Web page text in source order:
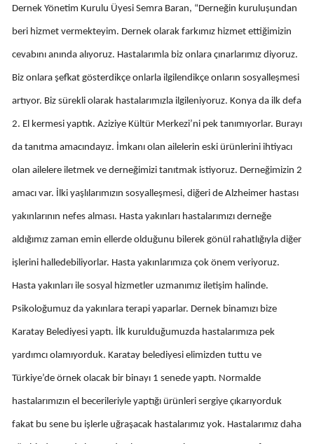
Nevşehir
Niğde
Rize
Sakarya
Samsun
Sinop
Sivas
Tekirdağ
Trabzon
Tunceli
Şanlıurfa
Dernek Yönetim Kurulu Üyesi Semra Baran, “Derneğin kuruluşundan
beri hizmet vermekteyim. Dernek olarak farkımız hizmet ettiğimizin
cevabını anında alıyoruz. Hastalarımla biz onlara çınarlarımız diyoruz.
Biz onlara şefkat gösterdikçe onlarla ilgilendikçe onların sosyalleşmesi
artıyor. Biz sürekli olarak hastalarımızla ilgileniyoruz. Konya da ilk defa
2. El kermesi yaptık. Aziziye Kültür Merkezi’ni pek tanımıyorlar. Burayı
da tanıtma amacındayız. İmkanı olan ailelerin eski ürünlerini ihtiyacı
olan ailelere iletmek ve derneğimizi tanıtmak istiyoruz. Derneğimizin 2
amacı var. İlki yaşlılarımızın sosyalleşmesi, diğeri de Alzheimer hastası
yakınlarının nefes alması. Hasta yakınları hastalarımızı derneğe
aldığımız zaman emin ellerde olduğunu bilerek gönül rahatlığıyla diğer
işlerini halledebiliyorlar. Hasta yakınlarımıza çok önem veriyoruz.
Hasta yakınları ile sosyal hizmetler uzmanımız iletişim halinde.
Psikoloğumuz da yakınlara terapi yaparlar. Dernek binamızı bize
Karatay Belediyesi yaptı. İlk kurulduğumuzda hastalarımıza pek
yardımcı olamıyorduk. Karatay belediyesi elimizden tuttu ve
Türkiye’de örnek olacak bir binayı 1 senede yaptı. Normalde
hastalarımızın el becerileriyle yaptığı ürünleri sergiye çıkarıyorduk
fakat bu sene bu işlerle uğraşacak hastalarımız yok. Hastalarımız daha